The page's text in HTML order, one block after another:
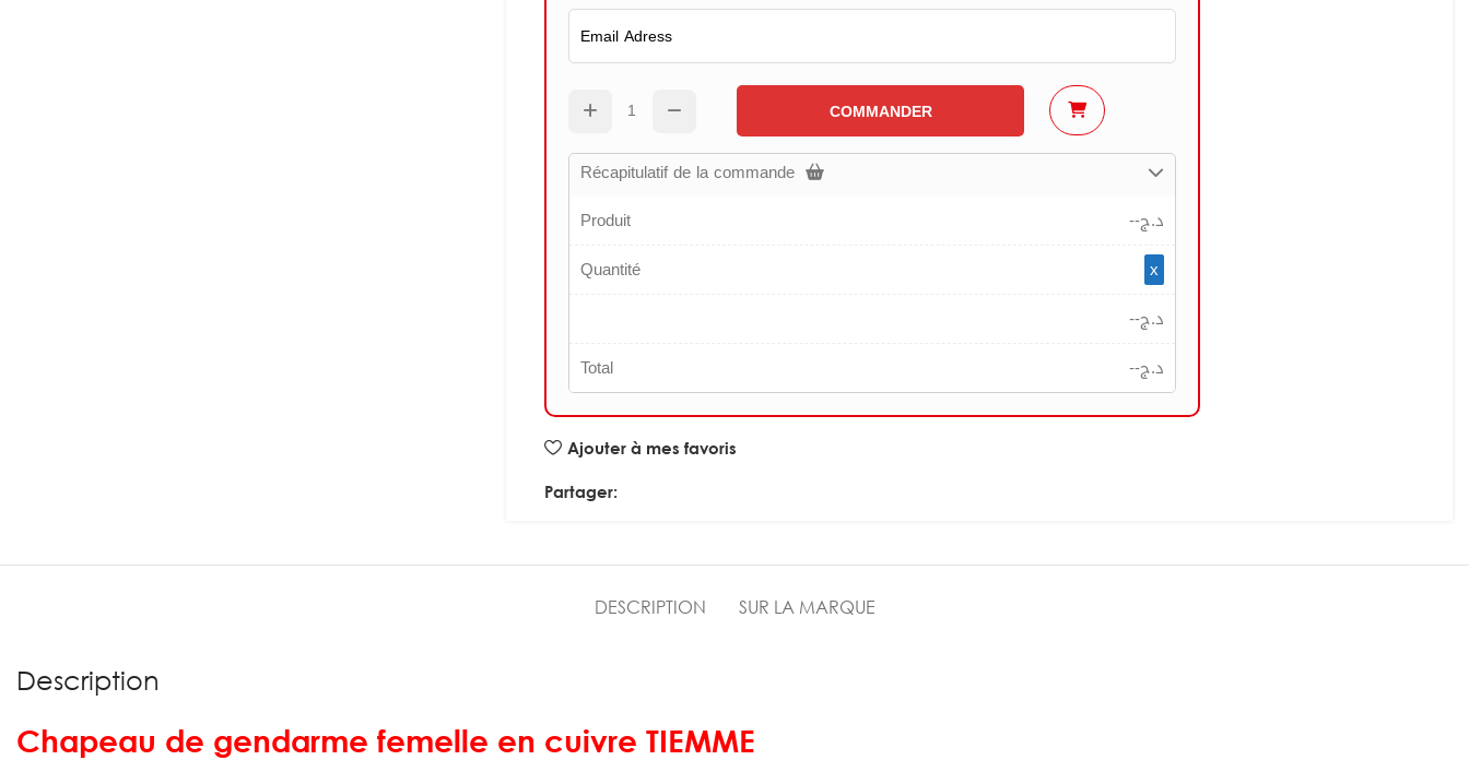
COMMANDER
Récapitulatif de la commande
Produit
--د.ج
Quantité
x
--د.ج
Total
--د.ج
Ajouter à mes favoris
Partager:
DESCRIPTION SUR LA MARQUE
Description
Chapeau de gendarme femelle en cuivre TIEMME